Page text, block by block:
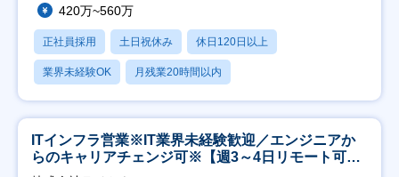
420万~560万
正社員採用 土日祝休み 休日120日以上
業界未経験OK 月残業20時間以内
ITインフラ営業※IT業界未経験歓迎／エンジニアか
らのキャリアチェンジ可※【週3～4日リモート可
能】